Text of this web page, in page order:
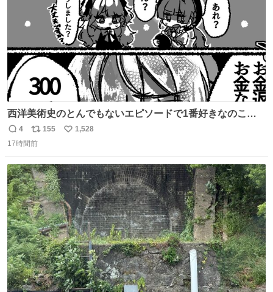
西洋美術史のとんでもないエピソードで1番好きなのこれ
モネのエピソード大体面白い #絵がみの美術史創作
返
信
4
リ
ポ
ト
数
155
い
数
1,528
17時間前